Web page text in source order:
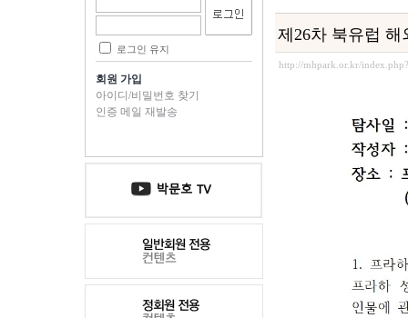
로그인 유지
회원 가입
아이디/비밀번호 찾기
인증 메일 재발송
제26차 북유럽 해
http://mhpark.or.kr/